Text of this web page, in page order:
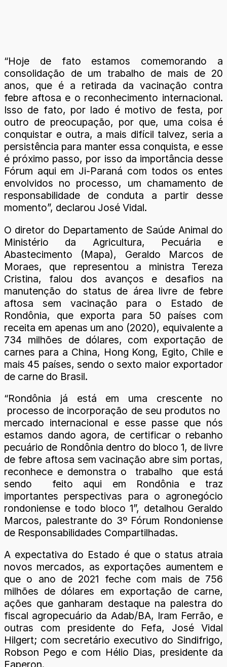
“Hoje de fato estamos comemorando a
consolidação de um trabalho de mais de 20
anos, que é a retirada da vacinação contra
febre aftosa e o reconhecimento internacional.
Isso de fato, por lado é motivo de festa, por
outro de preocupação, por que, uma coisa é
conquistar e outra, a mais difícil talvez, seria a
persistência para manter essa conquista, e esse
é próximo passo, por isso da importância desse
Fórum aqui em Ji-Paraná com todos os entes
envolvidos no processo, um chamamento de
responsabilidade de conduta a partir desse
momento”, declarou José Vidal.
O diretor do Departamento de Saúde Animal do
Ministério da Agricultura, Pecuária e
Abastecimento (Mapa), Geraldo Marcos de
Moraes, que representou a ministra Tereza
Cristina, falou dos avanços e desafios na
manutenção do status de área livre de febre
aftosa sem vacinação para o Estado de
Rondônia, que exporta para 50 países com
receita em apenas um ano (2020), equivalente a
734 milhões de dólares, com exportação de
carnes para a China, Hong Kong, Egito, Chile e
mais 45 países, sendo o sexto maior exportador
de carne do Brasil.
“Rondônia já está em uma crescente no
processo de incorporação de seu produtos no
mercado internacional e esse passe que nós
estamos dando agora, de certificar o rebanho
pecuário de Rondônia dentro do bloco 1, de livre
de febre aftosa sem vacinação abre sim portas,
reconhece e demonstra o trabalho que está
sendo feito aqui em Rondônia e traz
importantes perspectivas para o agronegócio
rondoniense e todo bloco 1”, detalhou Geraldo
Marcos, palestrante do 3º Fórum Rondoniense
de Responsabilidades Compartilhadas.
A expectativa do Estado é que o status atraia
novos mercados, as exportações aumentem e
que o ano de 2021 feche com mais de 756
milhões de dólares em exportação de carne,
ações que ganharam destaque na palestra do
fiscal agropecuário da Adab/BA, Iram Ferrão, e
outras com presidente do Fefa, José Vidal
Hilgert; com secretário executivo do Sindifrigo,
Robson Pego e com Hélio Dias, presidente da
Faperon.